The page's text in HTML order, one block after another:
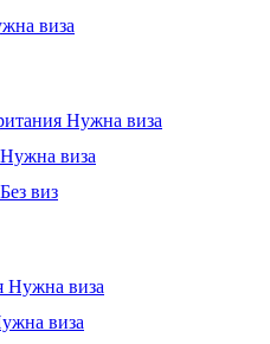
виза
Нужна виза
Нужна виза
Без виз
Нужна виза
виза